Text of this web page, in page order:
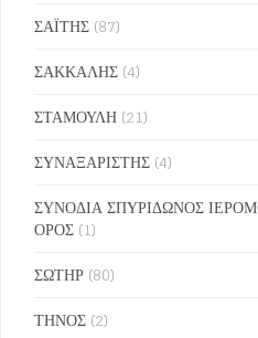
ΣΑΪΤΗΣ (87)
ΣΑΚΚΑΛΗΣ (4)
ΣΤΑΜΟΥΛΗ (21)
ΣΥΝΑΞΑΡΙΣΤΗΣ (4)
ΣΥΝΟΔΙΑ ΣΠΥΡΙΔΩΝΟΣ
ΟΡΟΣ (1)
ΣΩΤΗΡ (80)
ΤΗΝΟΣ (2)